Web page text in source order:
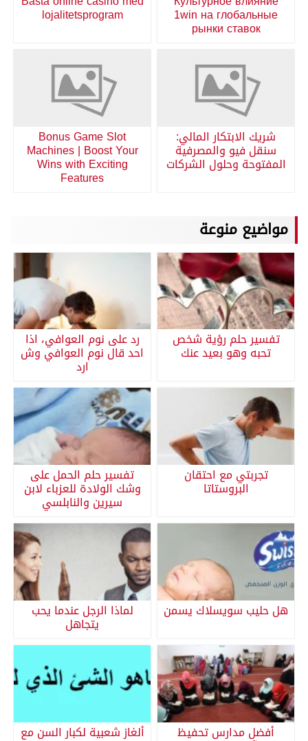
1win на глобальные
рынки ставок
lojalitetsprogram
شريك الابتكار المالي:
سنقل فيو والمصرفية
المفتوحة وحلول الشركات
Bonus Game Slot
Machines | Boost Your
Wins with Exciting
Features
مواضيع منوعة
تفسير حلم رؤية شخص
تحبه وهو بعيد عنك
رد على نوم العوافي، اذا
احد قال نوم العوافي وش
ارد
تجربتي مع احتقان
البروستاتا
تفسير حلم الحمل على
وشك الولادة للعزباء لابن
سيرين والنابلسي
هل حليب سويسلاك يسمن لماذا الرجل عندما يحب
يتجاهل
أفضل مدارس تحفيظ ألغاز شعبية لكبار السن مع